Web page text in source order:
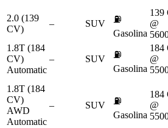
2.0 (139
CV)
– SUV
⛽
Gasolina
139
@
1.8T (184
CV)
Automatic
– SUV
⛽
Gasolina
184
@
1.8T (184
CV)
AWD
Automatic
– SUV
⛽
Gasolina
184
@